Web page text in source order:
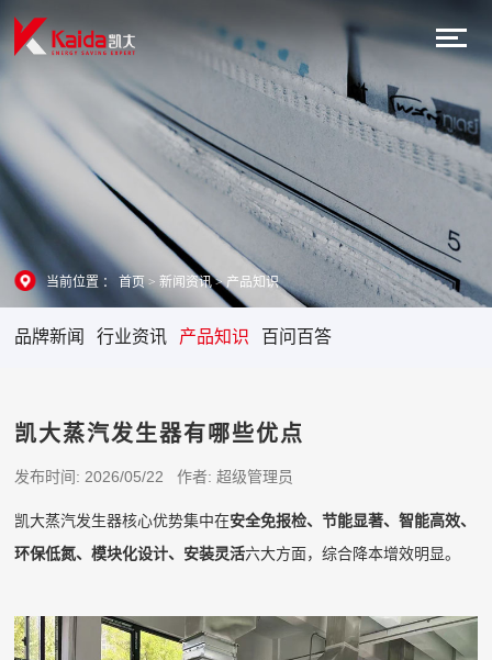
当前位置 ：首页>新闻资讯>产品知识
品牌新闻 行业资讯 产品知识 百问百答
凯大蒸汽发生器有哪些优点
发布时间: 2026/05/22 作者: 超级管理员
凯大蒸汽发生器核心优势集中在安全免报检、节能显著、智能高效、
环保低氮、模块化设计、安装灵活六大方面，综合降本增效明显。